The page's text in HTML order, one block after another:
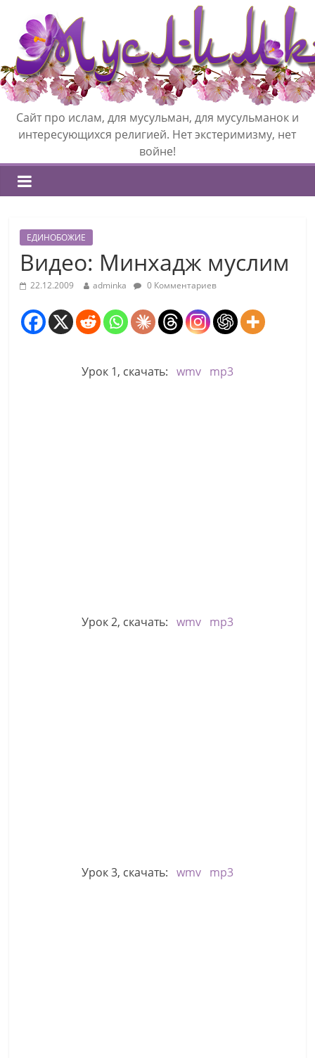
Сайт про ислам, для мусульман, для мусульманок и
интересующихся религией. Нет экстеримизму, нет
войне!
ЕДИНОБОЖИЕ
Видео: Минхадж муслим
22.12.2009 adminka 0 Комментариев
Урок 1, скачать: wmv mp3
Урок 2, скачать: wmv mp3
Урок 3, скачать: wmv mp3